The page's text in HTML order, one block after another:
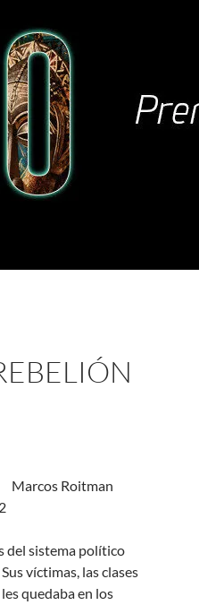
Roitman
del sistema político
víctimas, las clases
quedaba en los